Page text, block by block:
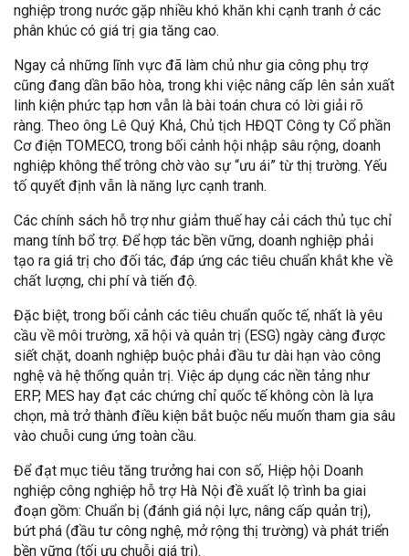
nghiệp trong nước gặp nhiều khó khăn khi cạnh tranh ở các
phân khúc có giá trị gia tăng cao.
Ngay cả những lĩnh vực đã làm chủ như gia công phụ trợ
cũng đang dần bão hòa, trong khi việc nâng cấp lên sản xuất
linh kiện phức tạp hơn vẫn là bài toán chưa có lời giải rõ
ràng. Theo ông Lê Quý Khả, Chủ tịch HĐQT Công ty Cổ phần
Cơ điện TOMECO, trong bối cảnh hội nhập sâu rộng, doanh
nghiệp không thể trông chờ vào sự “ưu ái” từ thị trường. Yếu
tố quyết định vẫn là năng lực cạnh tranh.
Các chính sách hỗ trợ như giảm thuế hay cải cách thủ tục chỉ
mang tính bổ trợ. Để hợp tác bền vững, doanh nghiệp phải
tạo ra giá trị cho đối tác, đáp ứng các tiêu chuẩn khắt khe về
chất lượng, chi phí và tiến độ.
Đặc biệt, trong bối cảnh các tiêu chuẩn quốc tế, nhất là yêu
cầu về môi trường, xã hội và quản trị (ESG) ngày càng được
siết chặt, doanh nghiệp buộc phải đầu tư dài hạn vào công
nghệ và hệ thống quản trị. Việc áp dụng các nền tảng như
ERP, MES hay đạt các chứng chỉ quốc tế không còn là lựa
chọn, mà trở thành điều kiện bắt buộc nếu muốn tham gia sâu
vào chuỗi cung ứng toàn cầu.
Để đạt mục tiêu tăng trưởng hai con số, Hiệp hội Doanh
nghiệp công nghiệp hỗ trợ Hà Nội đề xuất lộ trình ba giai
đoạn gồm: Chuẩn bị (đánh giá nội lực, nâng cấp quản trị),
bứt phá (đầu tư công nghệ, mở rộng thị trường) và phát triển
bền vững (tối ưu chuỗi giá trị).